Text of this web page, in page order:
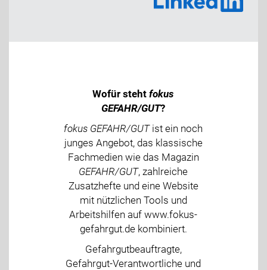
Wofür stehtfokus
GEFAHR/GUT?
fokus GEFAHR/GUTist ein noch
junges Angebot, das klassische
Fachmedien wie das Magazin
GEFAHR/GUT, zahlreiche
Zusatzhefte und eine Website
mit nützlichen Tools und
Arbeitshilfen auf www.fokus-
gefahrgut.de kombiniert.
Gefahrgutbeauftragte,
Gefahrgut-Verantwortliche und